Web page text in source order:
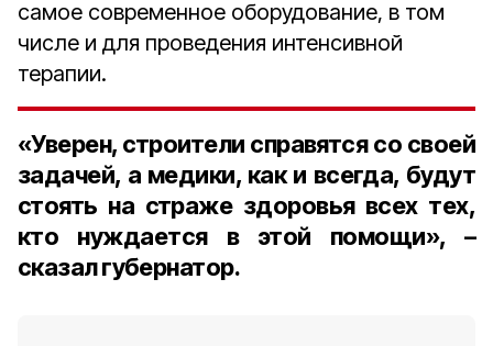
самое современное оборудование, в том
числе и для проведения интенсивной
терапии.
«Уверен, строители справятся со своей
задачей, а медики, как и всегда, будут
стоять на страже здоровья всех тех,
кто нуждается в этой помощи», –
сказал губернатор.